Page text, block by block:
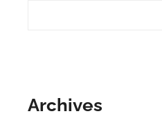
Archives